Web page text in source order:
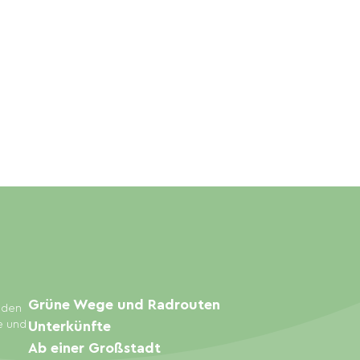
und
Grüne Wege und Radrouten
Unterkünfte
Ab einer Großstadt